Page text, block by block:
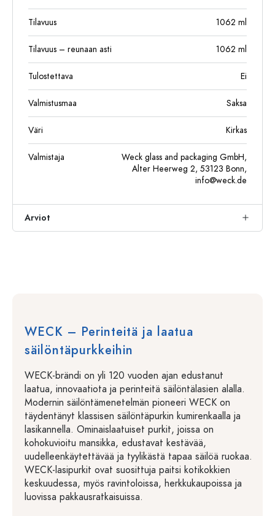
Tilavuus 1062 ml
Tilavuus – reunaan asti 1062 ml
Tulostettava Ei
Valmistusmaa Saksa
Väri Kirkas
Valmistaja
Weck glass and packaging GmbH,
Alter Heerweg 2, 53123 Bonn,
info@weck.de
Arviot
WECK – Perinteitä ja laatua
säilöntäpurkkeihin
WECK-brändi on yli 120 vuoden ajan edustanut
laatua, innovaatiota ja perinteitä säilöntälasien alalla.
Modernin säilöntämenetelmän pioneeri WECK on
täydentänyt klassisen säilöntäpurkin kumirenkaalla ja
lasikannella. Ominaislaatuiset purkit, joissa on
kohokuvioitu mansikka, edustavat kestävää,
uudelleenkäytettävää ja tyylikästä tapaa säilöä ruokaa.
WECK-lasipurkit ovat suosittuja paitsi kotikokkien
keskuudessa, myös ravintoloissa, herkkukaupoissa ja
luovissa pakkausratkaisuissa.